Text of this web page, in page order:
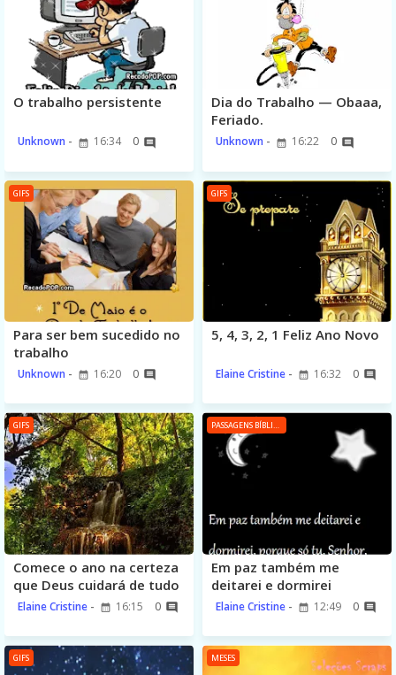
O trabalho persistente
Unknown 16:34 0
Dia do Trabalho — Obaaa,
Feriado.
Unknown 16:22 0
GIFS
Para ser bem sucedido no
trabalho
Unknown 16:20 0
GIFS
5, 4, 3, 2, 1 Feliz Ano Novo
Elaine Cristine 16:32 0
GIFS
Comece o ano na certeza
que Deus cuidará de tudo
Elaine Cristine 16:15 0
PASSAGENS BÍBLICAS
Em paz também me
deitarei e dormirei
Elaine Cristine 12:49 0
GIFS MESES